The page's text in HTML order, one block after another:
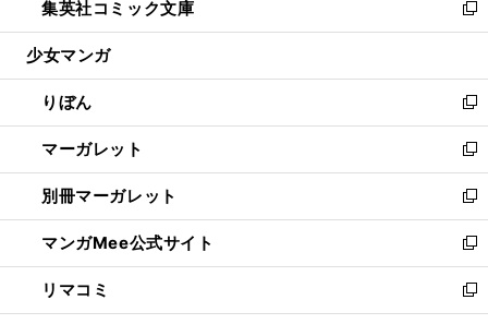
く
で
開
ド
ウ
開
く
ィ
ン
ウ
で
開
く
い
ウ
ン
ド
ウ
で
開
く
集英社コミック文庫
新
し
ウ
ィ
ン
ド
ウ
で
開
く
少女マンガ
りぼん
新
し
い
ウ
ィ
ン
ド
ウ
で
開
マーガレット
新
し
い
ウ
ィ
ン
ド
ウ
別冊マーガレット
新
し
い
ウ
ィ
ン
マンガMee公式サイト
新
し
い
ウ
リマコミ
新
し